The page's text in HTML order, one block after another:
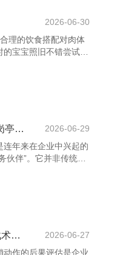
主生中有许多不成控的
费力，要为作念一个
2026-06-30
理的饮食搭配对肉体
宝宝照旧不错尝试多
清淡。 宁阳网站建
餐可聘请牛奶、鸡
可搭配粥类、瘦肉和绿
保证一定量的生果和
可聘请酸奶、坚果碎
营销BP是什么真谛？详解岗亭责任与中枢价值
2026-06-29
年来在企业中兴起的
伙伴”。它并非传统道
连系公司政策与营销
责任包括：长远融会
然业务的激动者。 宁
公司 营销BP的中枢
营销动作后果评估步履与战术分析
2026-06-27
作的后果评估是企业